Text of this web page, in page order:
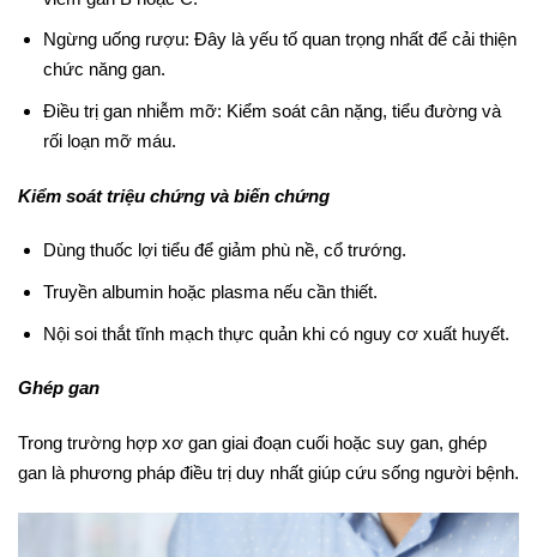
Ngừng uống rượu: Đây là yếu tố quan trọng nhất để cải thiện
chức năng gan.
Điều trị gan nhiễm mỡ: Kiểm soát cân nặng, tiểu đường và
rối loạn mỡ máu.
Kiểm soát triệu chứng và biến chứng
Dùng thuốc lợi tiểu để giảm phù nề, cổ trướng.
Truyền albumin hoặc plasma nếu cần thiết.
Nội soi thắt tĩnh mạch thực quản khi có nguy cơ xuất huyết.
Ghép gan
Trong trường hợp xơ gan giai đoạn cuối hoặc suy gan, ghép
gan là phương pháp điều trị duy nhất giúp cứu sống người bệnh.